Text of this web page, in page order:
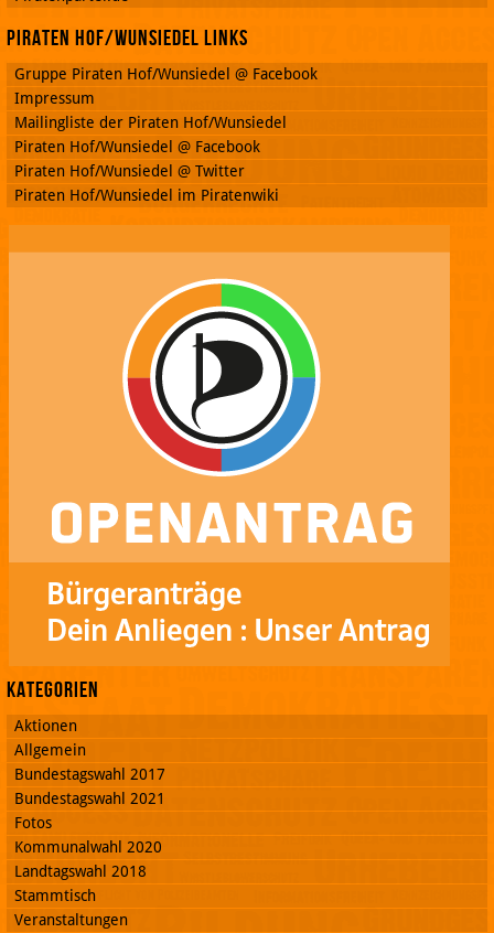
Piraten Hof/Wunsiedel Links
Gruppe Piraten Hof/Wunsiedel @ Facebook
Impressum
Mailingliste der Piraten Hof/Wunsiedel
Piraten Hof/Wunsiedel @ Facebook
Piraten Hof/Wunsiedel @ Twitter
Piraten Hof/Wunsiedel im Piratenwiki
Kategorien
Aktionen
Allgemein
Bundestagswahl 2017
Bundestagswahl 2021
Fotos
Kommunalwahl 2020
Landtagswahl 2018
Stammtisch
Veranstaltungen